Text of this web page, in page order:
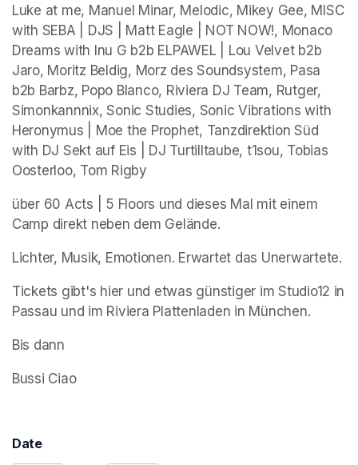
Luke at me, Manuel Minar, Melodic, Mikey Gee, MISC
with SEBA | DJS | Matt Eagle | NOT NOW!, Monaco
Dreams with Inu G b2b ELPAWEL | Lou Velvet b2b
Jaro, Moritz Beldig, Morz des Soundsystem, Pasa
b2b Barbz, Popo Blanco, Riviera DJ Team, Rutger,
Simonkannnix, Sonic Studies, Sonic Vibrations with
Heronymus | Moe the Prophet, Tanzdirektion Süd
with DJ Sekt auf Eis | DJ Turtilltaube, t1sou, Tobias
Oosterloo, Tom Rigby
über 60 Acts | 5 Floors und dieses Mal mit einem
Camp direkt neben dem Gelände.
Lichter, Musik, Emotionen. Erwartet das Unerwartete.
Tickets gibt's hier und etwas günstiger im Studio12 in
Passau und im Riviera Plattenladen in München.
Bis dann
Bussi Ciao
Date